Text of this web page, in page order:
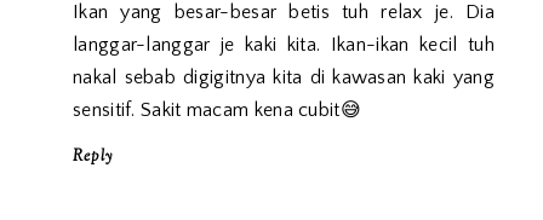
Ikan yang besar-besar betis tuh relax je. Dia
langgar-langgar je kaki kita. Ikan-ikan kecil tuh
nakal sebab digigitnya kita di kawasan kaki yang
sensitif. Sakit macam kena cubit😅
Reply